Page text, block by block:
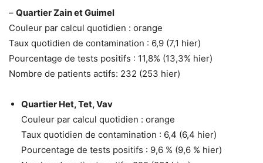
– Quartier Zain et Guimel
Couleur par calcul quotidien : orange
Taux quotidien de contamination : 6,9 (7,1 hier)
Pourcentage de tests positifs : 11,8% (13,3% hier)
Nombre de patients actifs: 232 (253 hier)
Quartier Het, Tet, Vav
Couleur par calcul quotidien : orange
Taux quotidien de contamination : 6,4 (6,4 hier)
Pourcentage de tests positifs : 9,6 % (9,6 % hier)